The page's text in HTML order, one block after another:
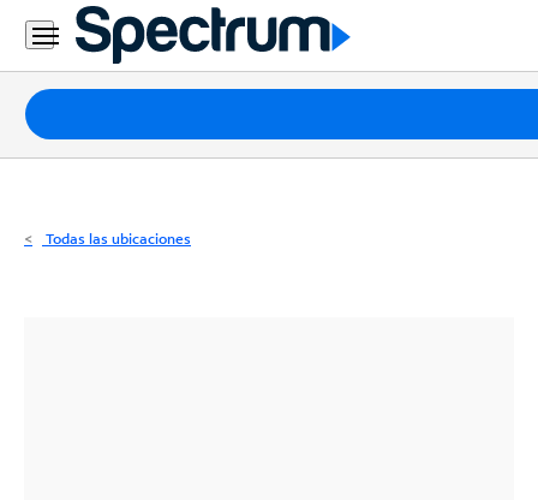
Residencial
Business
Paquetes
Internet
Todas las ubicaciones